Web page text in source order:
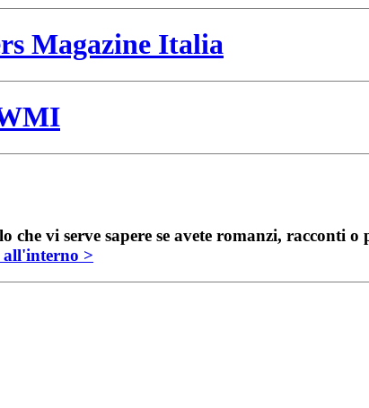
Magazine Italia
che vi serve sapere se avete romanzi, racconti
>